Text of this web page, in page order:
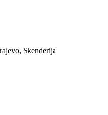
Skenderija